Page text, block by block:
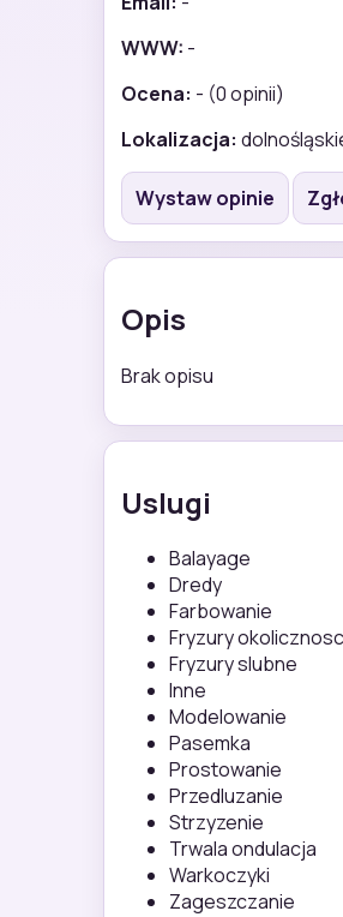
WWW: -
Ocena: - (0 opinii)
Lokalizacja:
Wystaw opinie
Opis
Brak opisu
Uslugi
Balayage
Dredy
Farbowanie
Fryzury
Fryzury slubne
Inne
Modelowanie
Pasemka
Prostowanie
Przedluzanie
Strzyzenie
Trwala ondulacja
Warkoczyki
Zageszczanie